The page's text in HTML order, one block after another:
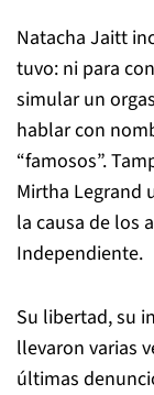
Natacha Jaitt
tuvo: ni para
simular un
hablar con
“famosos”.
Mirtha Legrand
la causa de los
Independiente.
Su libertad, su
llevaron varias
últimas